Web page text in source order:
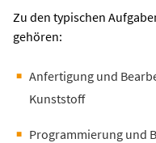
Zu den typischen
gehören:
Anfertigung und
Kunststoff
Programmierung und